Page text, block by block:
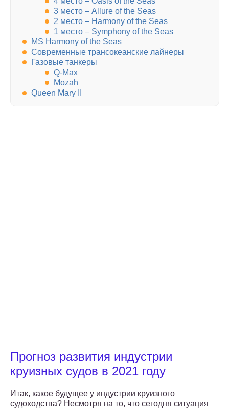
3 место – Allure of the Seas
2 место – Harmony of the Seas
1 место – Symphony of the Seas
MS Harmony of the Seas
Современные трансокеанские лайнеры
Газовые танкеры
Q-Max
Mozah
Queen Mary II
Прогноз развития индустрии
круизных судов в 2021 году
Итак, какое будущее у индустрии круизного
судоходства? Несмотря на то, что сегодня ситуация